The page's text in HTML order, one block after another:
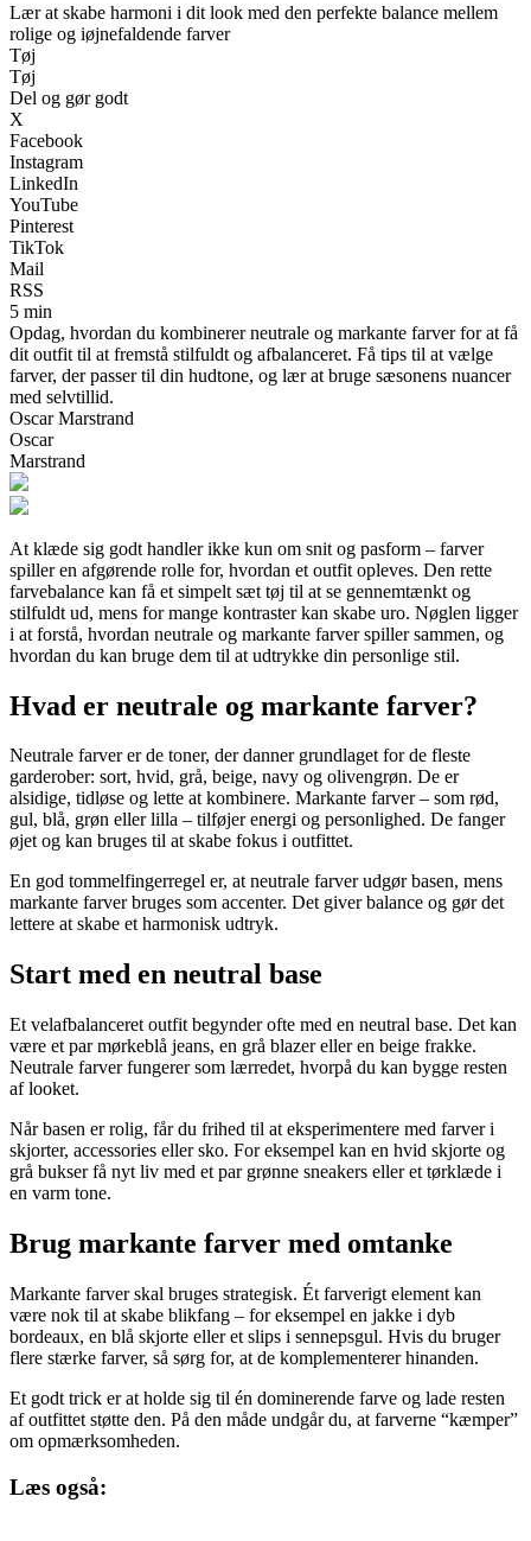
Lær at skabe harmoni i dit look med den perfekte balance mellem
rolige og iøjnefaldende farver
Tøj
Tøj
Del og gør godt
X
Facebook
Instagram
LinkedIn
YouTube
Pinterest
TikTok
Mail
RSS
5 min
Opdag, hvordan du kombinerer neutrale og markante farver for at få
dit outfit til at fremstå stilfuldt og afbalanceret. Få tips til at vælge
farver, der passer til din hudtone, og lær at bruge sæsonens nuancer
med selvtillid.
Oscar Marstrand
Oscar
Marstrand
At klæde sig godt handler ikke kun om snit og pasform – farver
spiller en afgørende rolle for, hvordan et outfit opleves. Den rette
farvebalance kan få et simpelt sæt tøj til at se gennemtænkt og
stilfuldt ud, mens for mange kontraster kan skabe uro. Nøglen ligger
i at forstå, hvordan neutrale og markante farver spiller sammen, og
hvordan du kan bruge dem til at udtrykke din personlige stil.
Hvad er neutrale og markante farver?
Neutrale farver er de toner, der danner grundlaget for de fleste
garderober: sort, hvid, grå, beige, navy og olivengrøn. De er
alsidige, tidløse og lette at kombinere. Markante farver – som rød,
gul, blå, grøn eller lilla – tilføjer energi og personlighed. De fanger
øjet og kan bruges til at skabe fokus i outfittet.
En god tommelfingerregel er, at neutrale farver udgør basen, mens
markante farver bruges som accenter. Det giver balance og gør det
lettere at skabe et harmonisk udtryk.
Start med en neutral base
Et velafbalanceret outfit begynder ofte med en neutral base. Det kan
være et par mørkeblå jeans, en grå blazer eller en beige frakke.
Neutrale farver fungerer som lærredet, hvorpå du kan bygge resten
af looket.
Når basen er rolig, får du frihed til at eksperimentere med farver i
skjorter, accessories eller sko. For eksempel kan en hvid skjorte og
grå bukser få nyt liv med et par grønne sneakers eller et tørklæde i
en varm tone.
Brug markante farver med omtanke
Markante farver skal bruges strategisk. Ét farverigt element kan
være nok til at skabe blikfang – for eksempel en jakke i dyb
bordeaux, en blå skjorte eller et slips i sennepsgul. Hvis du bruger
flere stærke farver, så sørg for, at de komplementerer hinanden.
Et godt trick er at holde sig til én dominerende farve og lade resten
af outfittet støtte den. På den måde undgår du, at farverne “kæmper”
om opmærksomheden.
Læs også: